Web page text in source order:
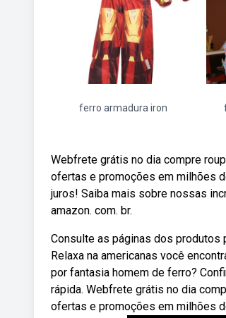
ferro armadura iron
Webfrete grátis no dia compre
ofertas e promoções em milhões
juros! Saiba mais sobre nossas
amazon. com. br.
Consulte as páginas dos produtos
Relaxa na americanas você
por fantasia homem de ferro?
rápida. Webfrete grátis no dia
ofertas e promoções em milhões